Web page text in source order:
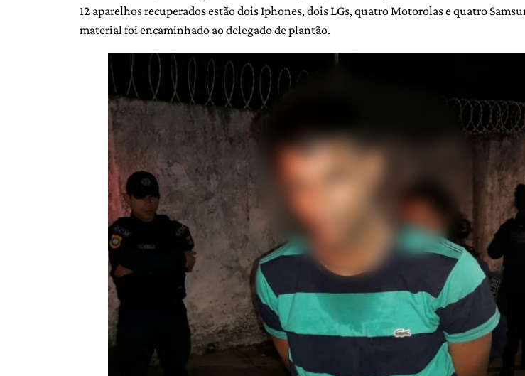
12 aparelhos recuperados estão dois Iphones, dois LGs, quatro Motorolas e quatro
material foi encaminhado ao delegado de plantão.